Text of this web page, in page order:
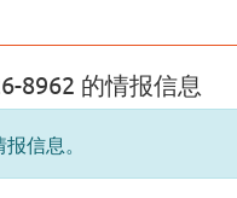
8962 的情报信息
信息。